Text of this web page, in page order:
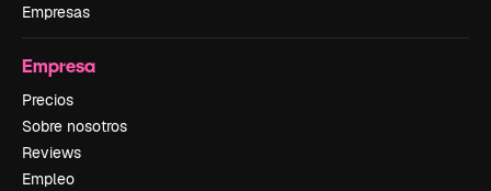
Empresas
Empresa
Precios
Sobre nosotros
Reviews
Empleo